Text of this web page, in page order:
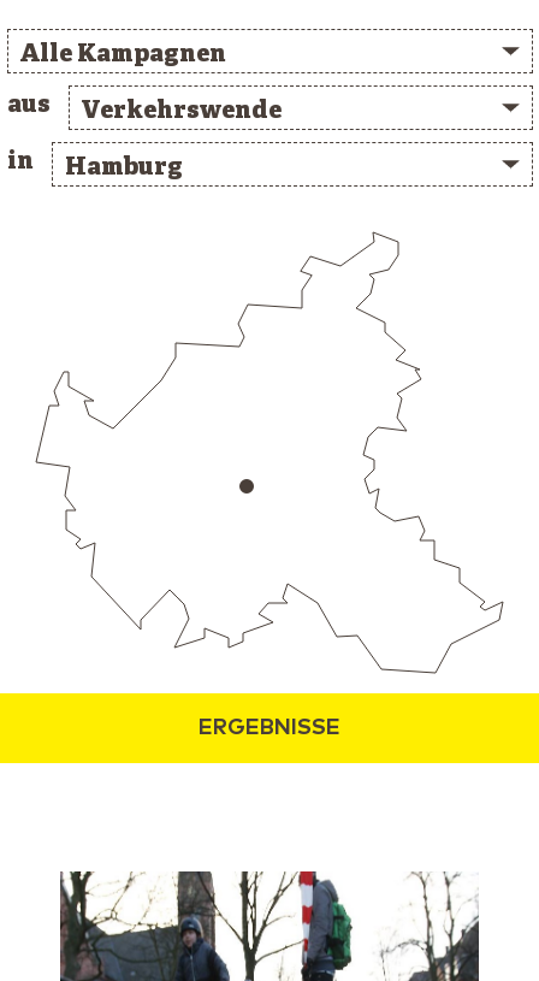
Alle Kampagnen
aus
Verkehrswende
in
Hamburg
ERGEBNISSE